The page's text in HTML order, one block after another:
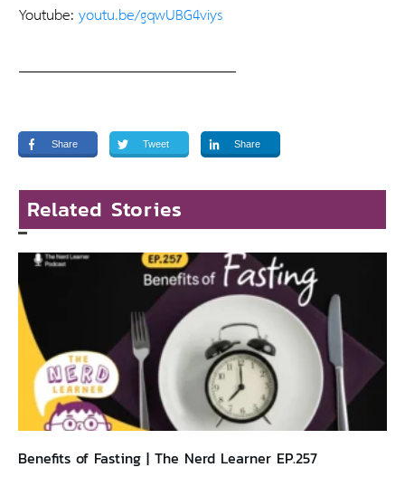
Youtube:youtu.be/gqwUBG4viys
______________________________
Share Tweet Share
Related Stories
Benefits of Fasting | The Nerd Learner EP.257